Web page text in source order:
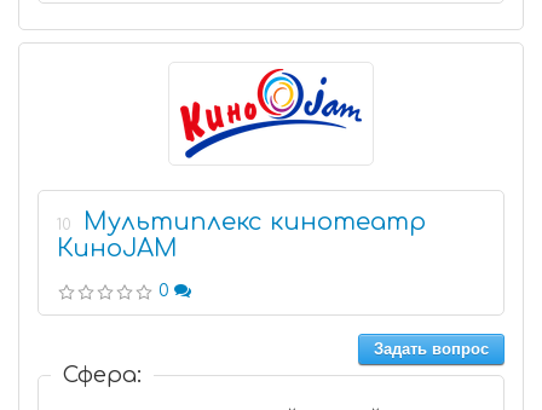
10
Мультиплекс кинотеатр
КиноJAM
0
Задать вопрос
Сфера: